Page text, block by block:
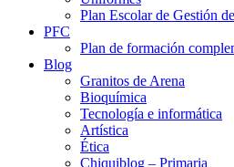
Plan Escolar de Gestión
PFC
Plan de formación
Blog
Granitos de Arena
Bioquímica
Tecnología e informática
Artística
Ética
Chiquiblog – Primaria